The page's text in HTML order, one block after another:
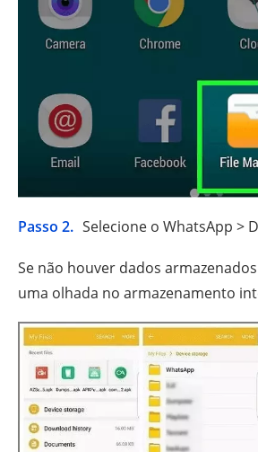
Passo 2. Selecione o WhatsApp >
Se não houver dados
uma olhada no armazenamento